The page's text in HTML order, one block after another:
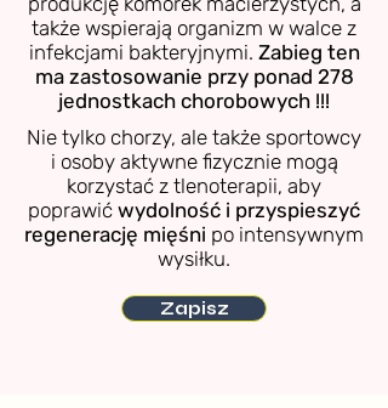
także wspierają organizm w walce z
infekcjami bakteryjnymi. Zabieg ten
ma zastosowanie przy ponad 278
jednostkach chorobowych !!!
Nie tylko chorzy, ale także sportowcy
i osoby aktywne fizycznie mogą
korzystać z tlenoterapii, aby
poprawić wydolność i przyspieszyć
regenerację mięśni po intensywnym
wysiłku.
Zapisz